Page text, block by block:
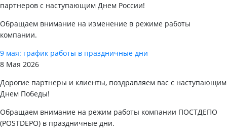
партнеров с наступающим Днем России!
Обращаем внимание на изменение в режиме работы
компании.
9 мая: график работы в праздничные дни
8 Мая 2026
Дорогие партнеры и клиенты, поздравляем вас с наступающим
Днем Победы!
Обращаем внимание на режим работы компании ПОСТДЕПО
(POSTDEPO) в праздничные дни.